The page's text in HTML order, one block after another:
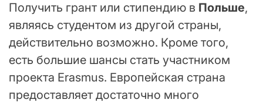
Получить грант или стипендию в Польше,
являясь студентом из другой страны,
действительно возможно. Кроме того,
есть большие шансы стать участником
проекта Erasmus. Европейская страна
предоставляет достаточно много